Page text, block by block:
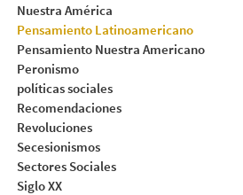
Nuestra América
Pensamiento Latinoamericano
Pensamiento Nuestra Americano
Peronismo
políticas sociales
Recomendaciones
Revoluciones
Secesionismos
Sectores Sociales
Siglo XX